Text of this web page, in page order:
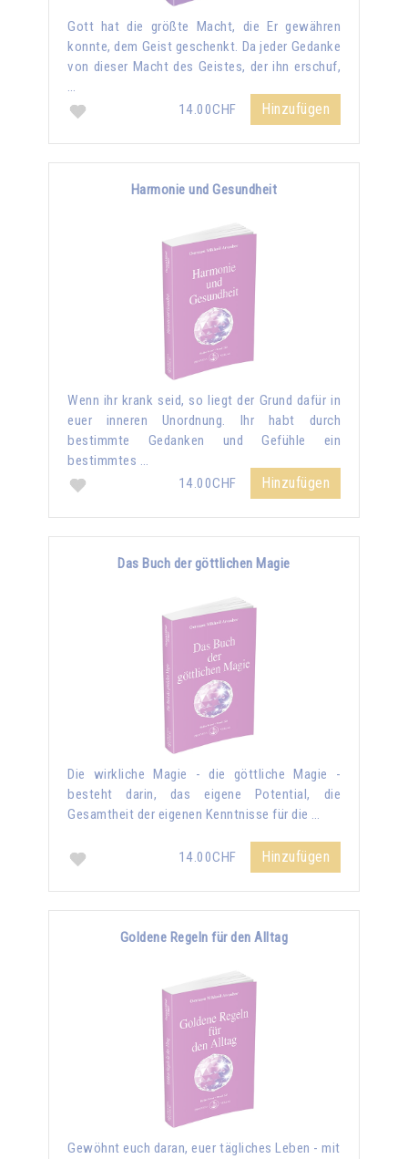
Gott hat die größte Macht, die Er gewähren
konnte, dem Geist geschenkt. Da jeder Gedanke
von dieser Macht des Geistes, der ihn erschuf,
…
14.00CHF
Hinzufügen
Harmonie und Gesundheit
Wenn ihr krank seid, so liegt der Grund dafür in
euer inneren Unordnung. Ihr habt durch
bestimmte Gedanken und Gefühle ein
bestimmtes …
14.00CHF
Hinzufügen
Das Buch der göttlichen Magie
Die wirkliche Magie - die göttliche Magie -
besteht darin, das eigene Potential, die
Gesamtheit der eigenen Kenntnisse für die …
14.00CHF Hinzufügen
Goldene Regeln für den Alltag
Gewöhnt euch daran, euer tägliches Leben - mit